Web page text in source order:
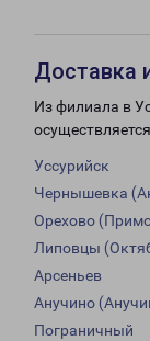
Доставка
Из филиала в
Уссурийск
Чернышевка
Орехово
Липовцы
Арсеньев
Анучино
Пограничный